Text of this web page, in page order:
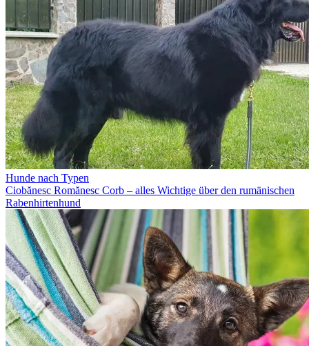
Hunde nach Typen
Ciobănesc Romănesc Corb – alles Wichtige über den rumänischen
Rabenhirtenhund